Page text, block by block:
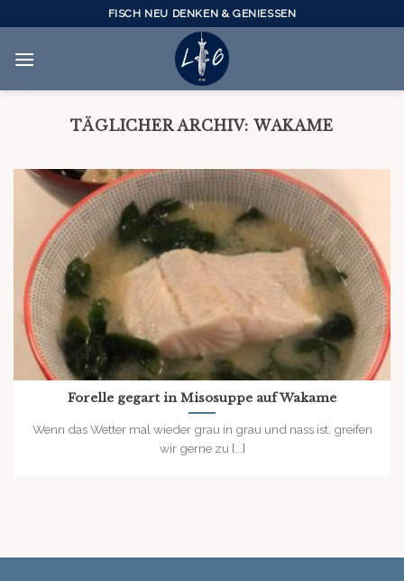
to
content
FISCH NEU DENKEN & GENIESSEN
TÄGLICHER ARCHIV: WAKAME
Forelle gegart in Misosuppe auf Wakame
Wenn das Wetter mal wieder grau in grau und nass ist, greifen
wir gerne zu [...]